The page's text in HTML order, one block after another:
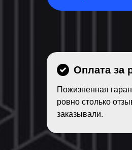
Пожизненная
ровно столько
заказывали.
Оплата за